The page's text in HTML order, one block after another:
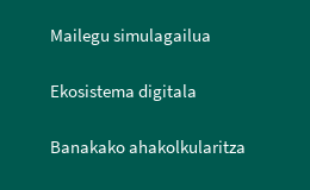
Mailegu simulagailua
Ekosistema digitala
Banakako ahakolkularitza